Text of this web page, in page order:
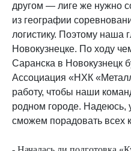
другом — лиге же нужно
из географии
логистику. Поэтому наша
Новокузнецке. По ходу
Саранска в Новокузнецк
Ассоциация «НХК
работу, чтобы наши
родном городе.
сможем порадовать всех